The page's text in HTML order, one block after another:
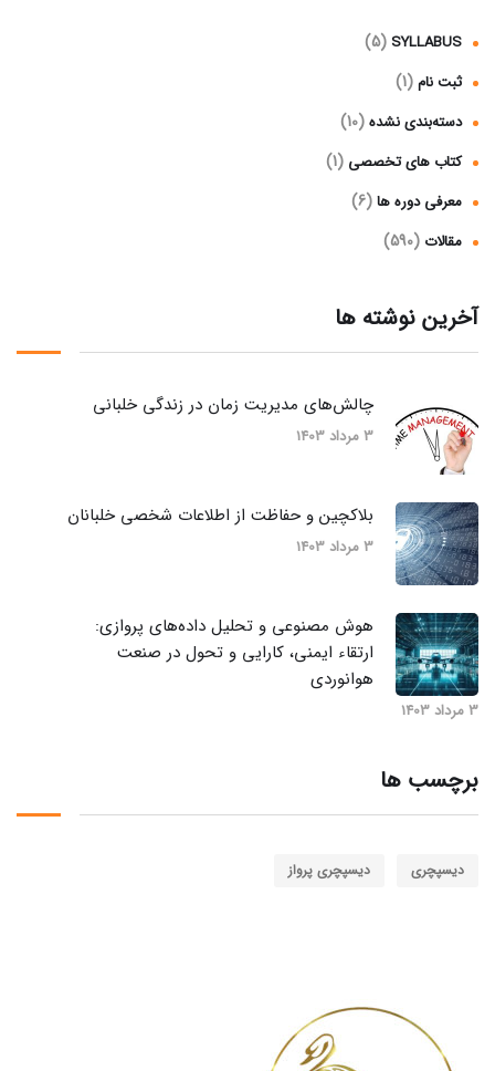
SYLLABUS
(5)
ثبت نام(1)
دسته‌بندی نشده(10)
کتاب های تخصصی (1)
معرفی دوره ها(6)
مقالات (590)
آخرین نوشته ها
چالش‌های مدیریت زمان در زندگی خلبانی
3 مرداد 1403
بلاکچین و حفاظت از اطلاعات شخصی خلبانان
3 مرداد 1403
هوش مصنوعی و تحلیل داده‌های پروازی:
ارتقاء ایمنی، کارایی و تحول در صنعت
هوانوردی
3 مرداد 1403
برچسب ها
دیسپچری دیسپچری پرواز